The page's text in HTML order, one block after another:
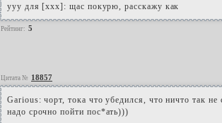
yyy для [xxx]: щас покурю, расскажу как
Рейтинг: 5
Цитата № 18857
Garious: чорт, тока что убедился, что ничто так
надо срочно пойти пос*ать)))